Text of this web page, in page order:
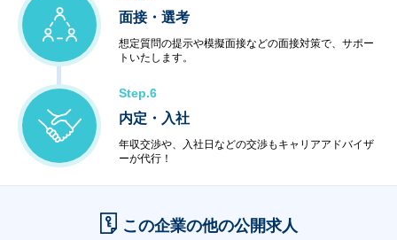
面接・選考
想定質問の提示や模擬面接などの面接対策で、サポー
トいたします。
Step.6
内定・入社
年収交渉や、入社日などの交渉もキャリアアドバイザ
ーが代行！
この企業の他の公開求人